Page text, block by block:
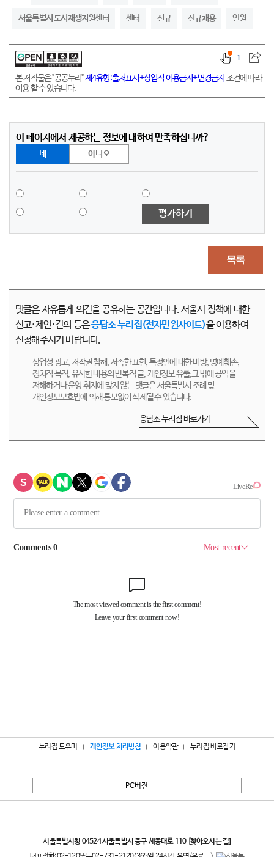
서울특별시 도시재생지원센터 센터 신규 신규채용 인원
본 저작물은 "공공누리"제4유형:출처표시+상업적 이용금지+변경금지 조건에 따라
이용 할 수 있습니다.
1
이 페이지에서 제공하는 정보에 대하여 만족하십니까?
네 아니오
평가하기
목록
댓글은 자유롭게 의견을 공유하는 공간입니다. 서울시 정책에 대한
신고·제안·건의 등은응답소 누리집(전자민원사이트)을 이용하여
신청해주시기 바랍니다.
상업성 광고, 저작권 침해, 저속한 표현, 특정인에 대한 비방, 명예훼손,
정치적 목적, 유사한 내용의 반복적 글, 개인정보 유출,그 밖에 공익을
저해하거나 운영 취지에 맞지 않는 댓글은 서울특별시 조례 및
개인정보보호법에 의해 통보없이 삭제될 수 있습니다.
응답소 누리집 바로가기
누리집 도우미 개인정보 처리방침 이용약관 누리집 바로잡기
PC버전
서울특별시청 04524 서울특별시 중구 세종대로 110 [찾아오시는 길]